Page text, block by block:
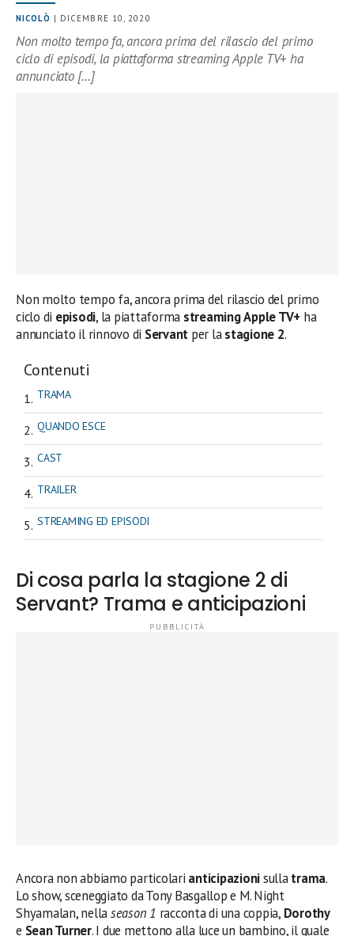
NICOLÒ | DICEMBRE 10, 2020
Non molto tempo fa, ancora prima del rilascio del primo
ciclo di episodi, la piattaforma streaming Apple TV+ ha
annunciato […]
Non molto tempo fa, ancora prima del rilascio del primo
ciclo di episodi, la piattaforma streamingApple TV+ ha
annunciato il rinnovo di Servant per lastagione 2.
Contenuti
TRAMA
QUANDO ESCE
CAST
TRAILER
STREAMING ED EPISODI
Di cosa parla la stagione 2 di
Servant? Trama e anticipazioni
Ancora non abbiamo particolari anticipazionisullatrama.
Lo show, sceneggiato da Tony Basgallop e M. Night
Shyamalan, nellaseason 1 racconta di una coppia, Dorothy
e Sean Turner. I due mettono alla luce un bambino, il quale